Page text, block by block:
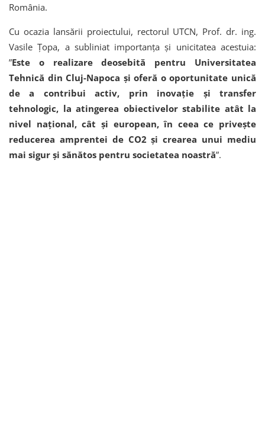
România.
Cu ocazia lansării proiectului, rectorul UTCN, Prof. dr. ing.
Vasile Țopa, a subliniat importanța și unicitatea acestuia:
”Este o realizare deosebită pentru Universitatea
Tehnică din Cluj-Napoca și oferă o oportunitate unică
de a contribui activ, prin inovație și transfer
tehnologic, la atingerea obiectivelor stabilite atât la
nivel național, cât și european, în ceea ce privește
reducerea amprentei de CO2 și crearea unui mediu
mai sigur și sănătos pentru societatea noastră”.